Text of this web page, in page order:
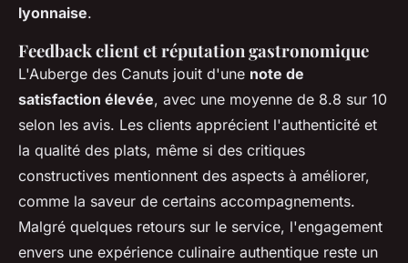
lyonnaise.
Feedback client et réputation gastronomique
L'Auberge des Canuts jouit d'une note de
satisfaction élevée, avec une moyenne de 8.8 sur 10
selon les avis. Les clients apprécient l'authenticité et
la qualité des plats, même si des critiques
constructives mentionnent des aspects à améliorer,
comme la saveur de certains accompagnements.
Malgré quelques retours sur le service, l'engagement
envers une expérience culinaire authentique reste un